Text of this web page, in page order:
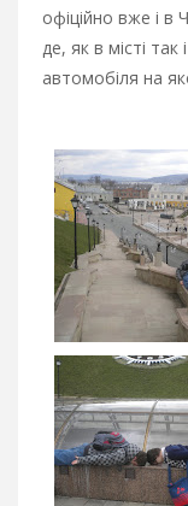
офіційно вже і в
де, як в місті так
автомобіля на